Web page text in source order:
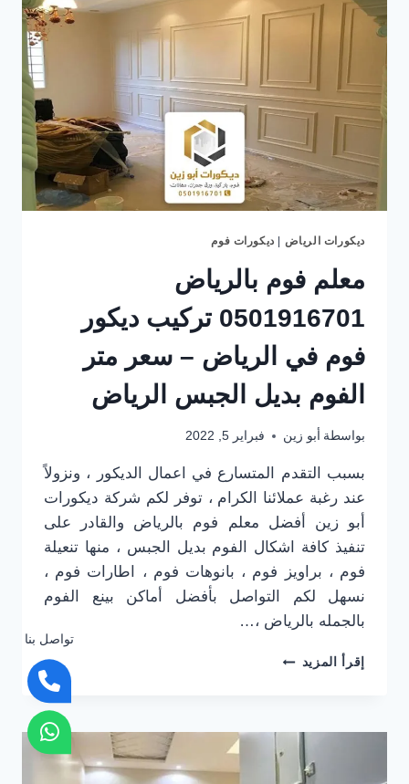
فوم
–
شركة
عزل
فوم
في
الرياض
ديكورات الرياض | ديكورات فوم
معلم فوم بالرياض
0501916701 تركيب ديكور
فوم في الرياض – سعر متر
الفوم بديل الجبس الرياض
بواسطة أبو زين فبراير 5, 2022
بسبب التقدم المتسارع في اعمال الديكور ، ونزولاً
عند رغبة عملائنا الكرام ، توفر لكم شركة ديكورات
أبو زين أفضل معلم فوم بالرياض والقادر على
تنفيذ كافة اشكال الفوم بديل الجبس ، منها تنعيلة
فوم ، براويز فوم ، بانوهات فوم ، اطارات فوم ،
نسهل لكم التواصل بأفضل أماكن بينع الفوم
بالجمله بالرياض ،…
إقرأ المزيد معلم
تركيب
ديكور
فوم
تواصل بنا